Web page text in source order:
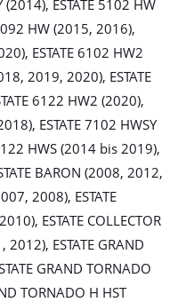
(2014), ESTATE 5102 HW
HW (2015, 2016),
ESTATE 6102 HW2
2019, 2020), ESTATE
6122 HW2 (2020),
ESTATE 7102 HWSY
HWS (2014 bis 2019),
BARON (2008, 2012,
2008), ESTATE
ESTATE COLLECTOR
ESTATE GRAND
GRAND TORNADO
TORNADO H HST